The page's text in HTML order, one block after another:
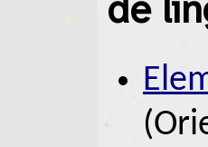
de